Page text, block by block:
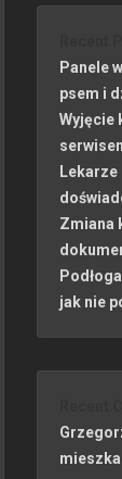
Panele
psem i
Wyjęcie
Lekarze
Zmiana
jak nie